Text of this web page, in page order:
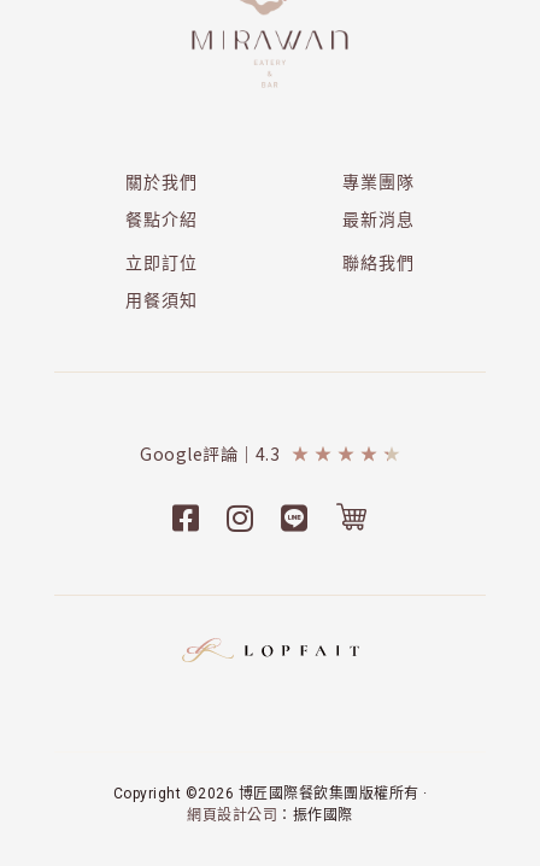
關於我們
餐點介紹
專業團隊
最新消息
立即訂位
用餐須知
聯絡我們
Google評論｜4.3 ★ ★ ★ ★ ★
Copyright ©2026 博匠國際餐飲集團版權所有 ·
網頁設計公司 ：振作國際